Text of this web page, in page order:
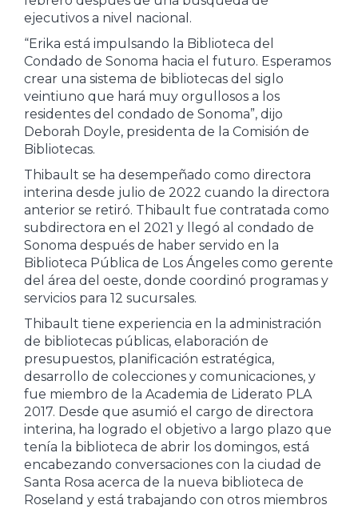
ejecutivos a nivel nacional.
“Erika está impulsando la Biblioteca del
Condado de Sonoma hacia el futuro. Esperamos
crear una sistema de bibliotecas del siglo
veintiuno que hará muy orgullosos a los
residentes del condado de Sonoma”, dijo
Deborah Doyle, presidenta de la Comisión de
Bibliotecas.
Thibault se ha desempeñado como directora
interina desde julio de 2022 cuando la directora
anterior se retiró. Thibault fue contratada como
subdirectora en el 2021 y llegó al condado de
Sonoma después de haber servido en la
Biblioteca Pública de Los Ángeles como gerente
del área del oeste, donde coordinó programas y
servicios para 12 sucursales.
Thibault tiene experiencia en la administración
de bibliotecas públicas, elaboración de
presupuestos, planificación estratégica,
desarrollo de colecciones y comunicaciones, y
fue miembro de la Academia de Liderato PLA
2017. Desde que asumió el cargo de directora
interina, ha logrado el objetivo a largo plazo que
tenía la biblioteca de abrir los domingos, está
encabezando conversaciones con la ciudad de
Santa Rosa acerca de la nueva biblioteca de
Roseland y está trabajando con otros miembros